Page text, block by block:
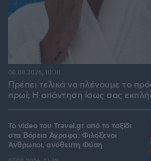
Πρέπει τελικά να πλένουμε το
πρωί; Η απάντηση ίσως σας
08.08.2026, 10:30
To video του Travel.gr από το ταξίδι
στα Βόρεια Άγραφα: Φιλόξενοι
Άνθρωποι, ανόθευτη Φύση